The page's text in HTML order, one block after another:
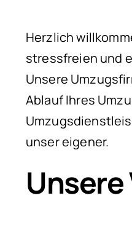
Herzlich
stressfreien und
Unsere
Ablauf Ihres
unser eigener.